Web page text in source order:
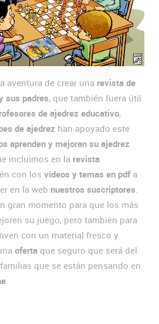
aventura de crear una revista de
sus padres, que también fuera útil
de ajedrez educativo,
de ajedrez han apoyado este
aprenden y mejoran su ajedrez
incluimos en la revista
con los vídeos y temas en pdfa
en la web nuestros suscriptores
gran momento para que los más
su juego, pero también para
con un material fresco y
oferta que seguro que será del
que se están pensando en